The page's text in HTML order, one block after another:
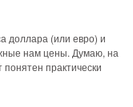
доллара (или евро) и
нам цены. Думаю, на
практически